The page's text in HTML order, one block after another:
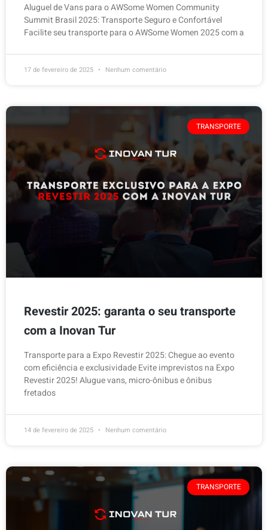
Aluguel de Vans para o AWSome Women Community
Summit Brasil 2025: Transporte Seguro e Confortável
Facilite seu transporte para o AWSome Women 2025 com a
17 de fevereiro de 2025 Nenhum comentário
TRANSPORTE
Revestir 2025: garanta o seu transporte
com a Inovan Tur
Transporte para a Expo Revestir 2025: Chegue ao evento
com eficiência e exclusividade Evite imprevistos na Expo
Revestir 2025! Alugue vans, micro-ônibus e ônibus
fretados
14 de fevereiro de 2025 Nenhum comentário
TRANSPORTE